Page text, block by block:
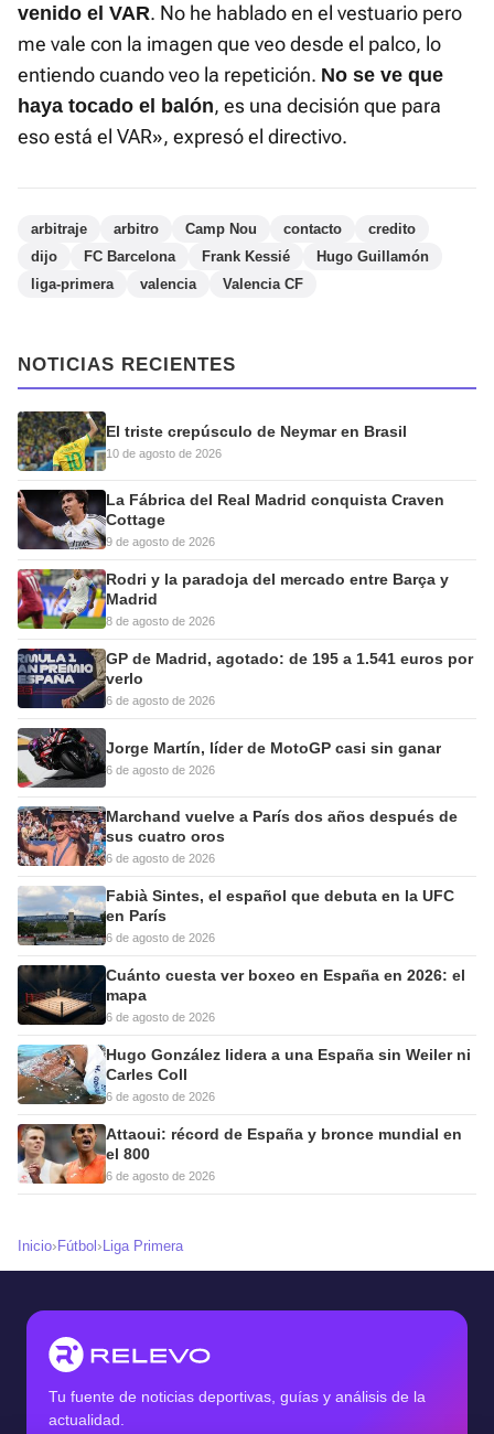
venido el VAR. No he hablado en el vestuario pero
me vale con la imagen que veo desde el palco, lo
entiendo cuando veo la repetición. No se ve que
haya tocado el balón, es una decisión que para
eso está el VAR», expresó el directivo.
arbitraje arbitro Camp Nou contacto
credito
dijo
FC Barcelona Frank Kessié
Hugo Guillamón
liga-primera
valencia Valencia CF
NOTICIAS RECIENTES
El triste crepúsculo de Neymar en Brasil
10 de agosto de 2026
La Fábrica del Real Madrid conquista Craven
Cottage
9 de agosto de 2026
Rodri y la paradoja del mercado entre Barça y
Madrid
8 de agosto de 2026
GP de Madrid, agotado: de 195 a 1.541 euros por
verlo
6 de agosto de 2026
Jorge Martín, líder de MotoGP casi sin ganar
6 de agosto de 2026
Marchand vuelve a París dos años después de
sus cuatro oros
6 de agosto de 2026
Fabià Sintes, el español que debuta en la UFC
en París
6 de agosto de 2026
Cuánto cuesta ver boxeo en España en 2026: el
mapa
6 de agosto de 2026
Hugo González lidera a una España sin Weiler ni
Carles Coll
6 de agosto de 2026
Attaoui: récord de España y bronce mundial en
el 800
6 de agosto de 2026
Inicio› Fútbol › Liga Primera
Tu fuente de noticias deportivas, guías y análisis de la
actualidad.